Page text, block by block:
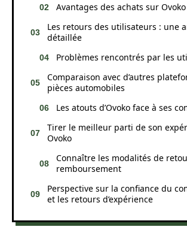
Avantages des achats sur Ovoko
Les retours des utilisateurs : une
détaillée
Problèmes rencontrés par les
Comparaison avec d’autres
pièces automobiles
Les atouts d’Ovoko face à ses
Tirer le meilleur parti de son
Ovoko
Connaître les modalités de
remboursement
Perspective sur la confiance du
et les retours d’expérience